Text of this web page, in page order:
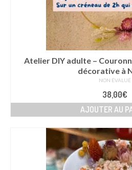
Atelier DIY adulte –
décorative à
NON ÉVALUÉ
38,00€
AJOUTER AU